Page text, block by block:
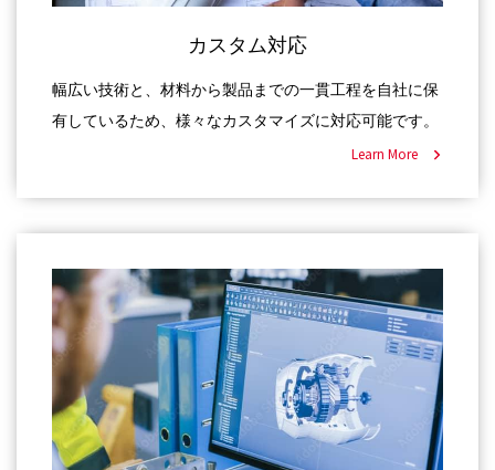
カスタム対応
幅広い技術と、材料から製品までの一貫工程を自社に保
有しているため、様々なカスタマイズに対応可能です。
Learn More